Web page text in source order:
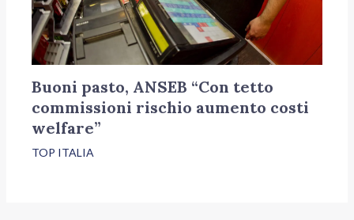
Buoni pasto, ANSEB “Con tetto
commissioni rischio aumento costi
welfare”
TOP ITALIA